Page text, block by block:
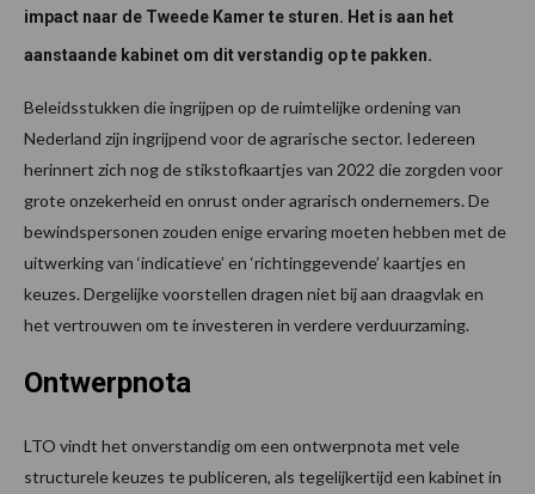
impact naar de Tweede Kamer te sturen. Het is aan het
aanstaande kabinet om dit verstandig op te pakken.
Beleidsstukken die ingrijpen op de ruimtelijke ordening van
Nederland zijn ingrijpend voor de agrarische sector. Iedereen
herinnert zich nog de stikstofkaartjes van 2022 die zorgden voor
grote onzekerheid en onrust onder agrarisch ondernemers. De
bewindspersonen zouden enige ervaring moeten hebben met de
uitwerking van ‘indicatieve’ en ‘richtinggevende’ kaartjes en
keuzes. Dergelijke voorstellen dragen niet bij aan draagvlak en
het vertrouwen om te investeren in verdere verduurzaming.
Ontwerpnota
LTO vindt het onverstandig om een ontwerpnota met vele
structurele keuzes te publiceren, als tegelijkertijd een kabinet in